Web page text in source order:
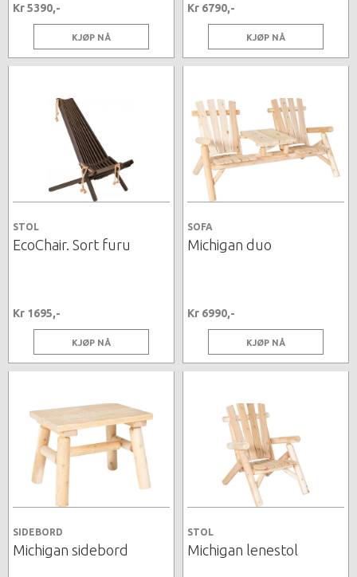
Kr 5390,-
KJØP NÅ
Kr 6790,-
KJØP NÅ
STOL
EcoChair. Sort furu
Kr 1695,-
KJØP NÅ
SOFA
Michigan duo
Kr 6990,-
KJØP NÅ
SIDEBORD
Michigan sidebord
STOL
Michigan lenestol